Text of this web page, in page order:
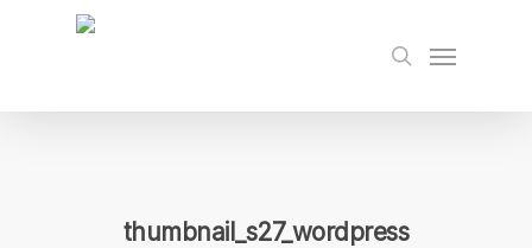
search
Menu
thumbnail_s27_wordpress